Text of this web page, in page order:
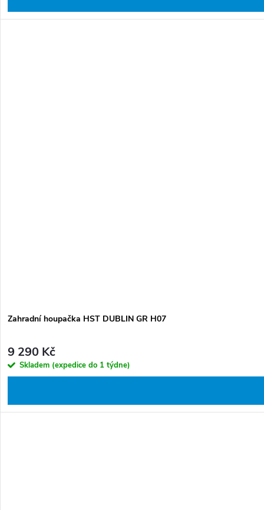
Zahradní houpačka HST DUBLIN GR H07
9 290 Kč
Skladem (expedice do 1 týdne)